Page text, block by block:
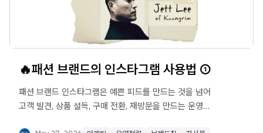
🔥패션 브랜드의 인스타그램 사용법 ①
패션 브랜드 인스타그램은 예쁜 피드를 만드는 것을 넘어
고객 발견, 상품 설득, 구매 전환, 재방문을 만드는 운영